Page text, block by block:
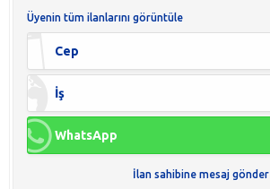
Üyenin tüm ilanlarını görüntüle
Cep
İş
WhatsApp
İlan sahibine mesaj gönder